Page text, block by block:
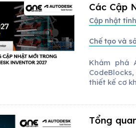
Các Cập
Cập nhật
Chế tạo và
Khám phá
thiết kế cơ
Tổng